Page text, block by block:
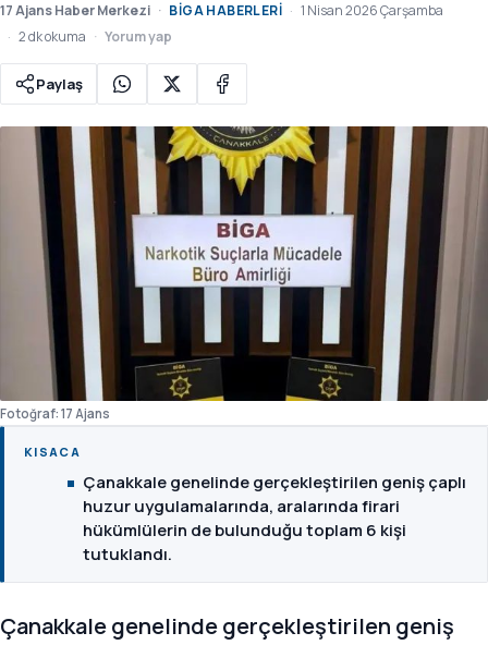
17 Ajans Haber Merkezi BIGA HABERLERI
1 Nisan 2026 Çarşamba
2 dk okuma
Yorum yap
Paylaş
Fotoğraf: 17 Ajans
KISACA
Çanakkale genelinde gerçekleştirilen geniş çaplı
huzur uygulamalarında, aralarında firari
hükümlülerin de bulunduğu toplam 6 kişi
tutuklandı.
Çanakkale genelinde gerçekleştirilen geniş